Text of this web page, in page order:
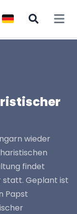
Open
wieder
findet
statt. Geplant ist
Papst